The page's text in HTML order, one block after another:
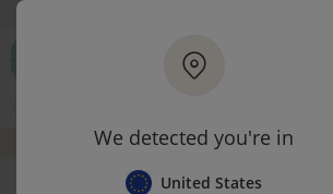
We detected you're in
United States
Ga naar hoofdinhoud
Let op: vertraging bij PostNL. Levering
Bezoek onze concept store
Klantbeoordelingen
DE LAATSTE ITEMS UIT VORIGE COLLECTIES